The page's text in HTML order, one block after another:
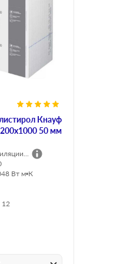
Кнауф
50 мм
Вт м•К
12